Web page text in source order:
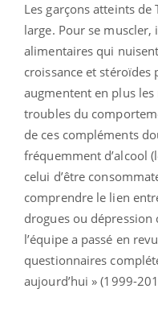
Les garçons atteints
large. Pour se
alimentaires qui
croissance et stéroïdes
augmentent en plus les
troubles du
de ces compléments
fréquemment d’alcool
celui d’être
comprendre le lien
drogues ou dépression
l’équipe a passé en
questionnaires
aujourd’hui » (1999-